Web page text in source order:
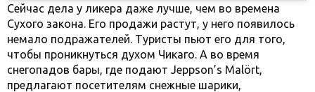
Сейчас дела у ликера даже лучше, чем во времена
Сухого закона. Его продажи растут, у него появилось
немало подражателей. Туристы пьют его для того,
чтобы проникнуться духом Чикаго. А во время
снегопадов бары, где подают Jeppson’s Malört,
предлагают посетителям снежные шарики,